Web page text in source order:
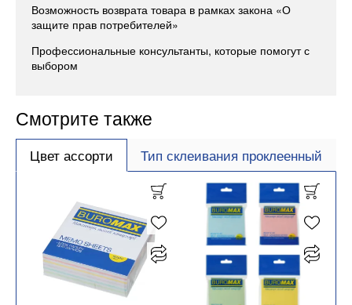
Возможность возврата товара в рамках закона «О
защите прав потребителей»
Профессиональные консультанты, которые помогут с
выбором
Смотрите также
Цвет ассорти Тип склеивания проклеенный